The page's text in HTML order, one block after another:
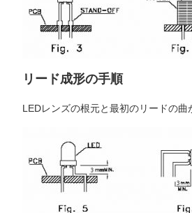
リード成形の手順
LEDレンズの根元と最初のリードの